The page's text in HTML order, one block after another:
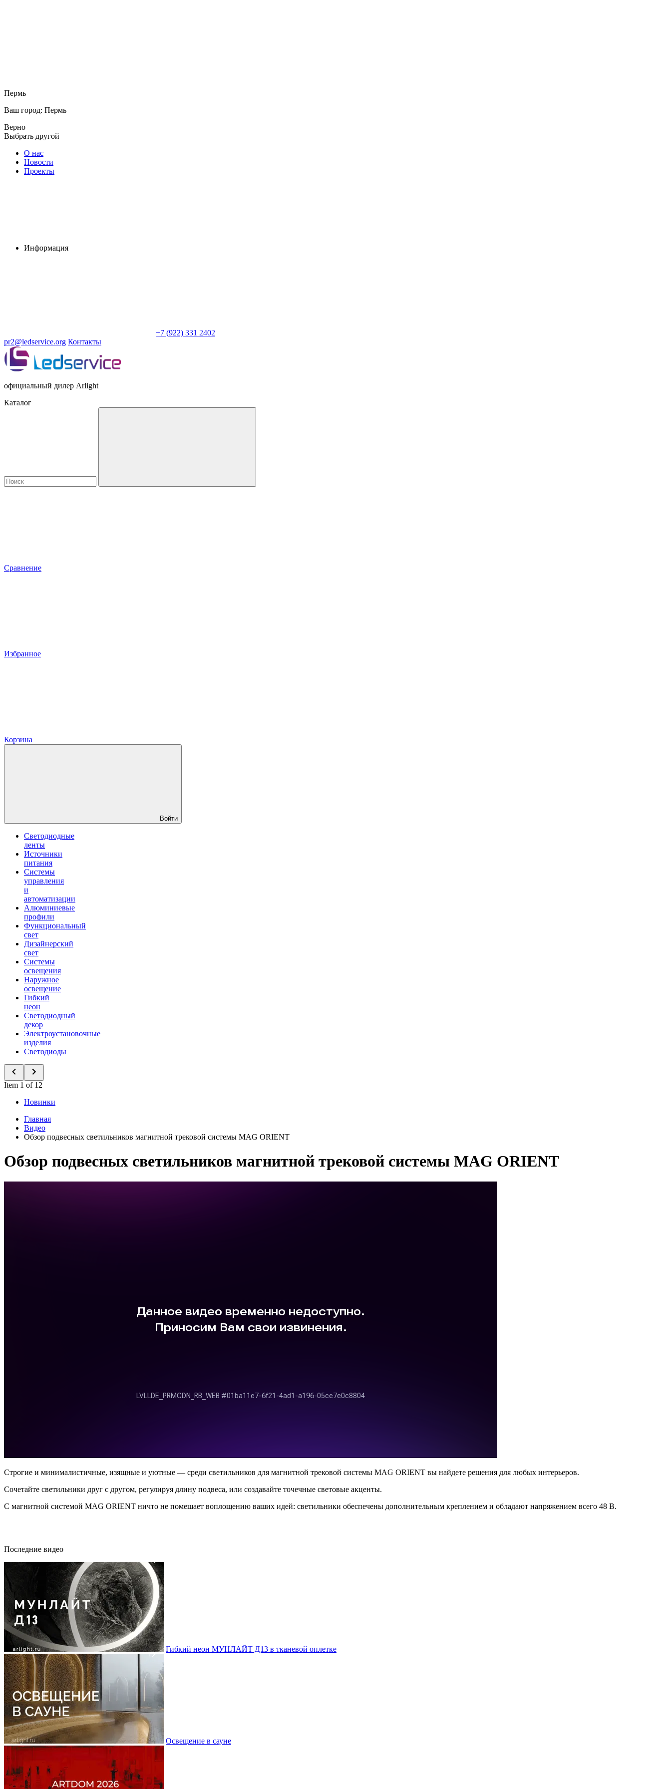
Пермь
Ваш город: Пермь
Верно
Выбрать другой
О нас
Новости
Проекты
Информация
+7 (922) 331 2402
pr2@ledservice.org Контакты
официальный дилер Arlight
Каталог
Сравнение
Избранное
Корзина
Войти
Светодиодные
ленты
Источники
питания
Системы
управления
и
автоматизации
Алюминиевые
профили
Функциональный
свет
Дизайнерский
свет
Системы
освещения
Наружное
освещение
Гибкий
неон
Светодиодный
декор
Электроустановочные
изделия
Светодиоды
Item 1 of 12
Новинки
Главная
Видео
Обзор подвесных светильников магнитной трековой системы MAG ORIENT
Обзор подвесных светильников магнитной трековой системы MAG ORIENT
Строгие и минималистичные, изящные и уютные — среди светильников для магнитной трековой системы MAG ORIENT вы найдете решения для любых интерьеров.
Сочетайте светильники друг с другом, регулируя длину подвеса, или создавайте точечные световые акценты.
С магнитной системой MAG ORIENT ничто не помешает воплощению ваших идей: светильники обеспечены дополнительным креплением и обладают напряжением всего 48 В.
Последние видео
Гибкий неон МУНЛАЙТ Д13 в тканевой оплетке
Освещение в сауне